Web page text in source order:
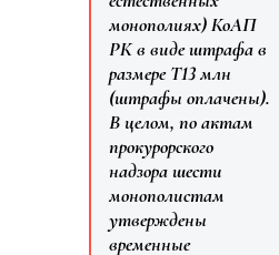
монополиях) КоАП
РК в виде штрафа в
размере Т13 млн
(штрафы оплачены).
В целом, по актам
прокурорского
надзора шести
монополистам
утверждены
временные